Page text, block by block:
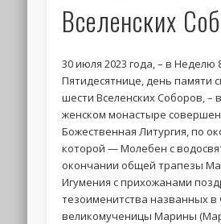
Вселенских
30 июля 2023 года, – в Неделю
Пятидесятнице, день памяти
шести Вселенских Соборов, –
женском монастыре
Божественная Литургия, по
которой — Молебен с
окончании общей трапезы
Игумения с прихожанами
тезоименитства названных в
великомученицы Марины